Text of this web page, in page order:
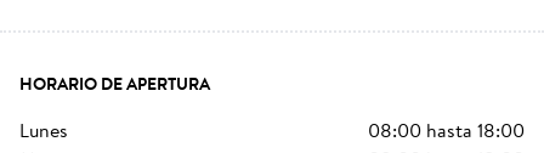
HORARIO DE APERTURA
lunes 08:00 hasta 18:00